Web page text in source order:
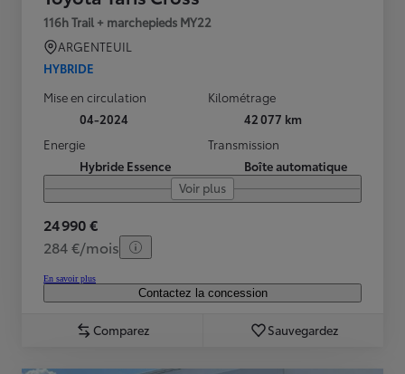
116h Trail + marchepieds MY22
ARGENTEUIL
HYBRIDE
Mise en circulation
04-2024
Kilométrage
42 077 km
Energie
Hybride Essence
Transmission
Boîte automatique
Voir plus
24 990 €
284 €/mois
En savoir plus
Contactez la concession
Comparez Sauvegardez